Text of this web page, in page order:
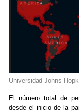
Universidad Johns
El número total de
desde el inicio de la